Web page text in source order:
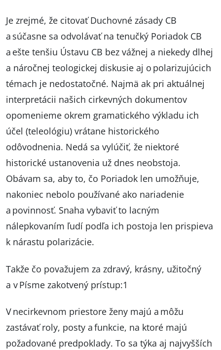
Je zrejmé, že citovať Duchovné zásady CB
a súčasne sa odvolávať na tenučký Poriadok CB
a ešte tenšiu Ústavu CB bez vážnej a niekedy dlhej
a náročnej teologickej diskusie aj o polarizujúcich
témach je nedostatočné. Najmä ak pri aktuálnej
interpretácii našich cirkevných dokumentov
opomenieme okrem gramatického výkladu ich
účel (teleológiu) vrátane historického
odôvodnenia. Nedá sa vylúčiť, že niektoré
historické ustanovenia už dnes neobstoja.
Obávam sa, aby to, čo Poriadok len umožňuje,
nakoniec nebolo používané ako nariadenie
a povinnosť. Snaha vybaviť to lacným
nálepkovaním ľudí podľa ich postoja len prispieva
k nárastu polarizácie.
Takže čo považujem za zdravý, krásny, užitočný
a v Písme zakotvený prístup:1
V necirkevnom priestore ženy majú a môžu
zastávať roly, posty a funkcie, na ktoré majú
požadované predpoklady. To sa týka aj najvyšších